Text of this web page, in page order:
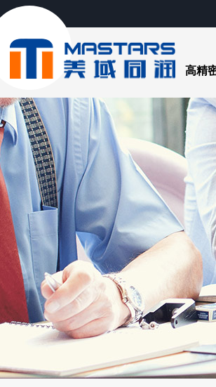
高精